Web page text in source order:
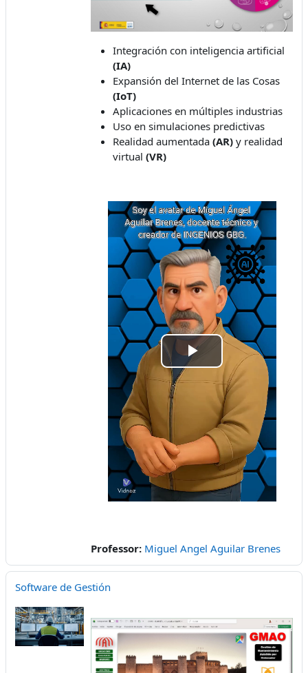
Integración con inteligencia artificial
(IA)
Expansión del Internet de las Cosas
(IoT)
Aplicaciones en múltiples industrias
Uso en simulaciones predictivas
Realidad aumentada (AR) y realidad
virtual (VR)
Tocar
Vídeo
Professor: Miguel Angel Aguilar Brenes
Software de Gestión